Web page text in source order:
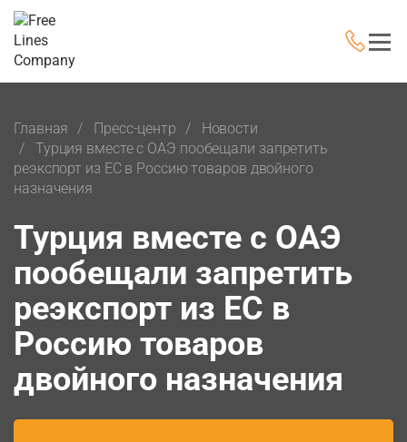
Главная Пресс-центр
Новости
Турция вместе с ОАЭ пообещали запретить
реэкспорт из EC в Россию товаров двойного
назначения
Турция вместе с ОАЭ
пообещали запретить
реэкспорт из EC в
Россию товаров
двойного назначения